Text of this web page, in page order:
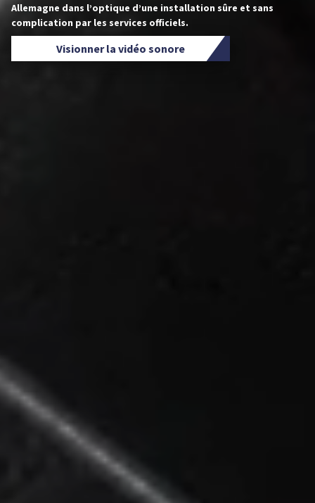
Allemagne dans l’optique d’une installation sûre et sans
complication par les services officiels.
Visionner la vidéo sonore